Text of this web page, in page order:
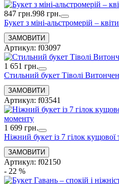
847 грн.998 грн.
Букет з міні-альстромерій –
Артикул: f03097
1 651 грн.
Стильний букет Тіволі
Артикул: f03541
1 699 грн.
Ніжний букет із 7 гілок
Артикул: f02150
- 22 %